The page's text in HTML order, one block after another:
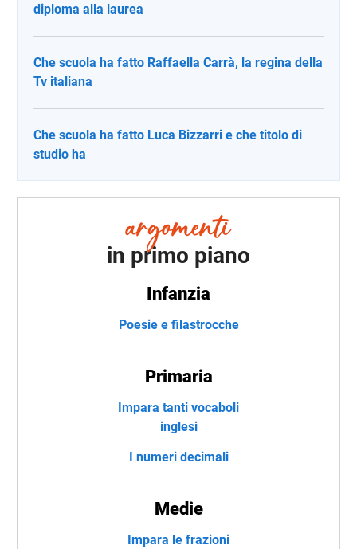
diploma alla laurea
Che scuola ha fatto Raffaella Carrà, la regina della
Tv italiana
Che scuola ha fatto Luca Bizzarri e che titolo di
studio ha
in primo piano
Infanzia
Poesie e filastrocche
Primaria
Impara tanti vocaboli
inglesi
I numeri decimali
Medie
Impara le frazioni